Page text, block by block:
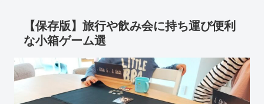
【保存版】旅行や飲み会に持ち運び便利
な小箱ゲーム選